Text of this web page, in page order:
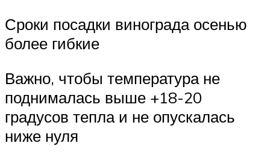
Сроки посадки винограда осенью
более гибкие
Важно, чтобы температура не
поднималась выше +18-20
градусов тепла и не опускалась
ниже нуля